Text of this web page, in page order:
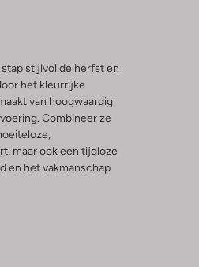
stap stijlvol de herfst en
het kleurrijke
van hoogwaardig
Combineer ze
maar ook een tijdloze
en het vakmanschap